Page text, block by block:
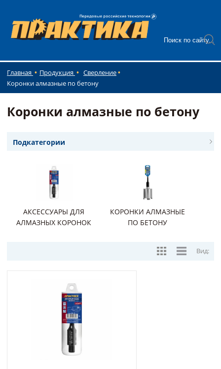
Главная Продукция
Сверление
Коронки алмазные по бетону
Коронки алмазные по бетону
Подкатегории
АКСЕССУАРЫ ДЛЯ
АЛМАЗНЫХ КОРОНОК
КОРОНКИ АЛМАЗНЫЕ
ПО БЕТОНУ
Вид: